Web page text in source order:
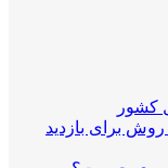
کشور
روش برای بازدید